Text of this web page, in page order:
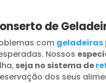
de
com geladeiras
Nossos
seja no sistema de
dos seus